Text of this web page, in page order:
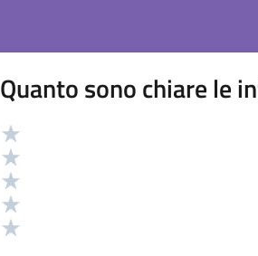
Quanto sono chiare le
Valutazione